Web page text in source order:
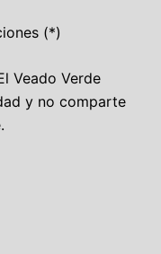
(*)
Veado Verde
y no comparte